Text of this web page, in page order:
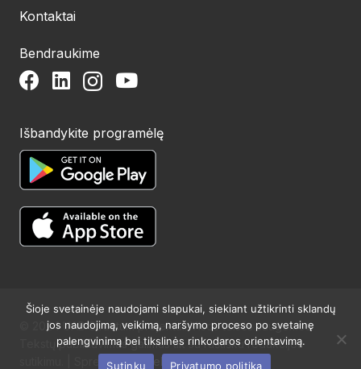
Kontaktai
Bendraukime
Išbandykite programėlę
© 2024 UAB Structum projektai. Visos teisės saugomos.
Tekstų publikavimas galimas tik su raštišku redakcijos
sutikimu. | Sprendimas:Websty
Šioje svetainėje naudojami slapukai, siekiant užtikrinti sklandų
jos naudojimą, veikimą, naršymo proceso po svetainę
palengvinimą bei tikslinės rinkodaros orientavimą.
Sutinku
Privatumo politika